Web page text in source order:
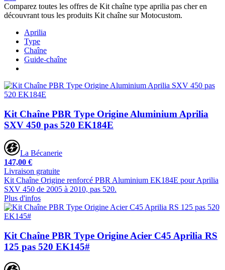
Comparez toutes les offres de Kit chaîne type aprilia pas cher en
découvrant tous les produits Kit chaîne sur Motocustom.
Aprilia
Type
Chaîne
Guide-chaîne
Kit Chaîne PBR Type Origine Aluminium Aprilia
SXV 450 pas 520 EK184E
La Bécanerie
147,00 €
Livraison gratuite
Kit Chaîne Origine renforcé PBR Aluminium EK184E pour Aprilia
SXV 450 de 2005 à 2010, pas 520.
Plus d'infos
Kit Chaîne PBR Type Origine Acier C45 Aprilia RS
125 pas 520 EK145#